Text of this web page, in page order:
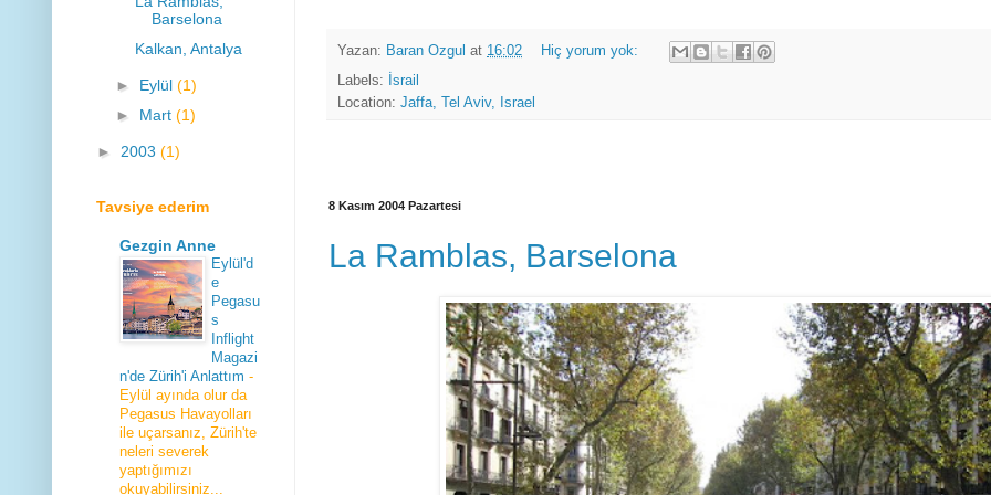
Yazan: Baran Ozgul at 16:02
Hiç yorum yok:
Labels:
İsrail
Location: Jaffa, Tel Aviv, Israel
8 Kasım 2004 Pazartesi
La Ramblas, Barselona
Barselona
Kalkan, Antalya
► Eylül (1)
► Mart (1)
► 2003 (1)
Tavsiye ederim
Gezgin Anne
Eylül'd
e
Pegasu
s
Inflight
Magazi
n'de Zürih'i Anlattım -
Eylül ayında olur da
Pegasus Havayolları
ile uçarsanız, Zürih'te
neleri severek
yaptığımızı
okuyabilirsiniz...